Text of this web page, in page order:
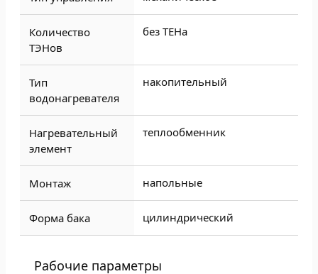
Количество
ТЭНов
без ТЕНа
Тип
водонагревателя
накопительный
Нагревательный
элемент
теплообменник
Монтаж напольные
Форма бака цилиндрический
Рабочие параметры